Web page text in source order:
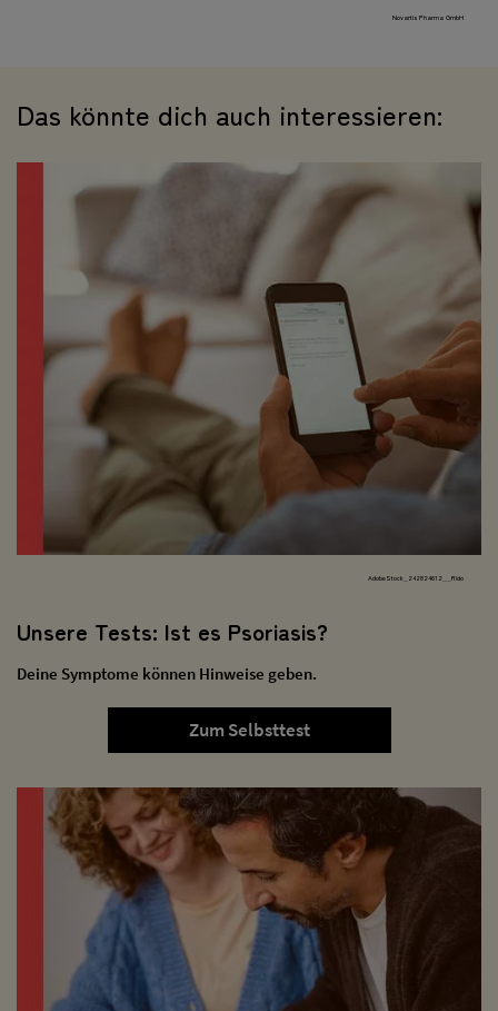
Novartis Pharma GmbH
Das könnte dich auch interessieren:
AdobeStock_242824612__Rido
Unsere Tests: Ist es Psoriasis?
Deine Symptome können Hinweise geben.
Zum Selbsttest